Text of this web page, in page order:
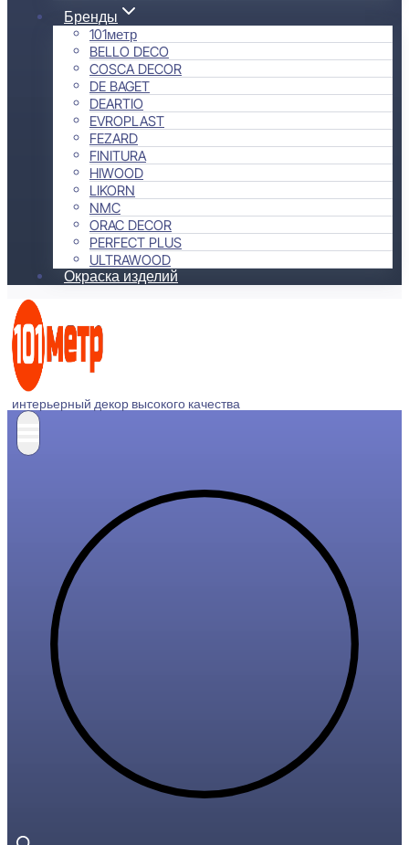
Бренды
101метр
BELLO DECO
COSCA DECOR
DE BAGET
DEARTIO
EVROPLAST
FEZARD
FINITURA
HIWOOD
LIKORN
NMC
ORAC DECOR
PERFECT PLUS
ULTRAWOOD
Окраска изделий
интерьерный декор высокого качества